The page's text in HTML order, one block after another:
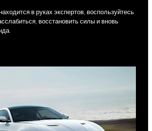
в руках экспертов, воспользуйтесь
восстановить силы и вновь